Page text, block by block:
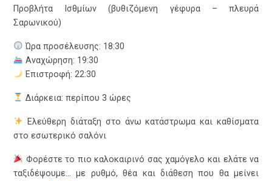
Προβλήτα Ισθμίων (βυθιζόμενη γέφυρα – πλευρά
Σαρωνικού)
Ώρα προσέλευσης: 18:30
Αναχώρηση: 19:30
Επιστροφή: 22:30
Διάρκεια: περίπου 3 ώρες
Ελεύθερη διάταξη στο άνω κατάστρωμα και καθίσματα
στο εσωτερικό σαλόνι
Φορέστε το πιο καλοκαιρινό σας χαμόγελο και ελάτε να
ταξιδέψουμε… με ρυθμό, θέα και διάθεση που θα μείνει